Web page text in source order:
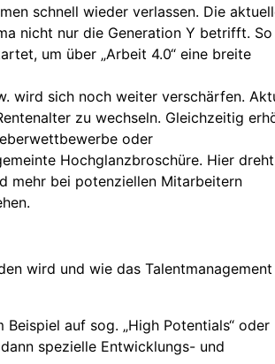
schnell wieder verlassen. Die
nicht nur die Generation Y betrifft.
um über „Arbeit 4.0“ eine breite
wird sich noch weiter verschärfen.
zu wechseln. Gleichzeitig
oder
Hochglanzbroschüre. Hier
mehr bei potenziellen Mitarbeitern
wird und wie das Talentmanagement
auf sog. „High Potentials“ oder
spezielle Entwicklungs- und